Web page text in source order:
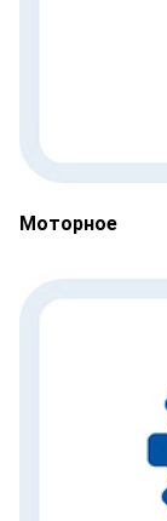
Моторное